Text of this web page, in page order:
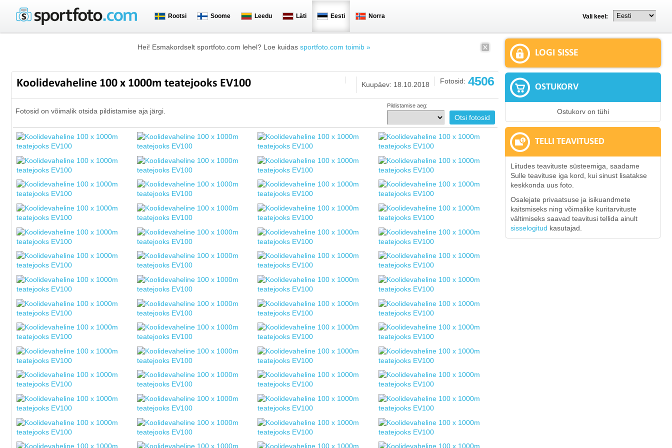
Rootsi Soome Leedu Läti Eesti Norra Vali keel:
Hei! Esmakordselt sportfoto.com lehel? Loe kuidas sportfoto.com toimib »
Koolidevaheline 100 x 1000m teatejooks EV100 Fotosid: 4506
Kuupäev: 18.10.2018
Fotosid on võimalik otsida pildistamise aja järgi.
Pildistamise aeg:
LOGI SISSE
OSTUKORV
Ostukorv on tühi
TELLI TEAVITUSED
Liitudes teavituste süsteemiga, saadame
Sulle teavituse iga kord, kui sinust lisatakse
keskkonda uus foto.
Osalejate privaatsuse ja isikuandmete
kaitsmiseks ning võimalike kuritarvituste
vältimiseks saavad teavitusi tellida ainult
sisselogitud kasutajad.